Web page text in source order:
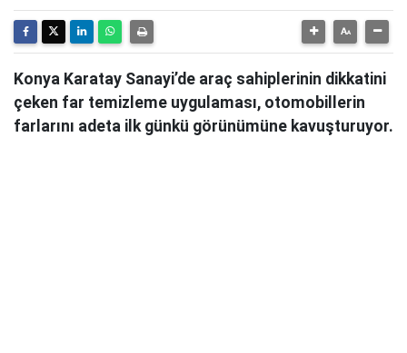
Konya Karatay Sanayi’de araç sahiplerinin dikkatini
çeken far temizleme uygulaması, otomobillerin
farlarını adeta ilk günkü görünümüne kavuşturuyor.